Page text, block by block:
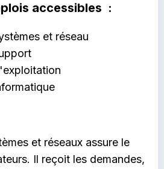
accessibles :
et réseau
et réseaux assure le
Il reçoit les demandes,